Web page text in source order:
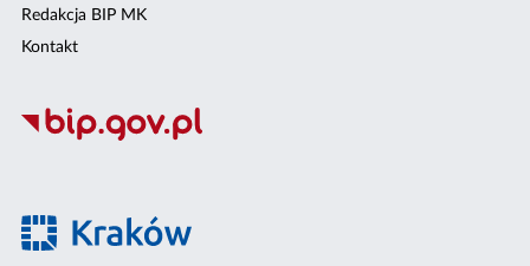
Redakcja BIP MK
Kontakt